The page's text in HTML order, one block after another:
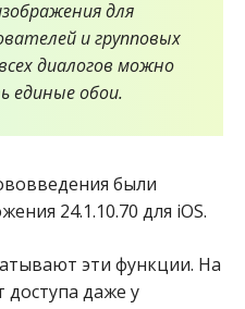
для
и групповых
диалогов можно
единые обои.
были
24.1.10.70 для iOS.
эти функции. На
даже у